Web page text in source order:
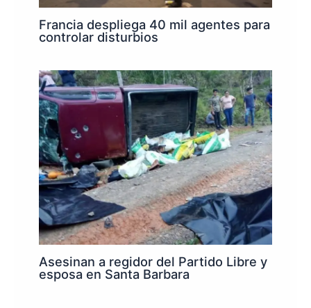
Francia despliega 40 mil agentes para
controlar disturbios
Asesinan a regidor del Partido Libre y
esposa en Santa Barbara